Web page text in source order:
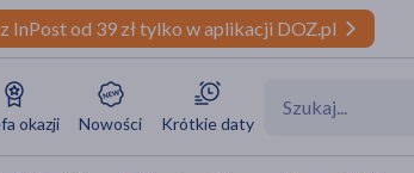
InPost od 39 zł tylko w aplikacji DOZ.pl
okazji Nowości Krótkie daty